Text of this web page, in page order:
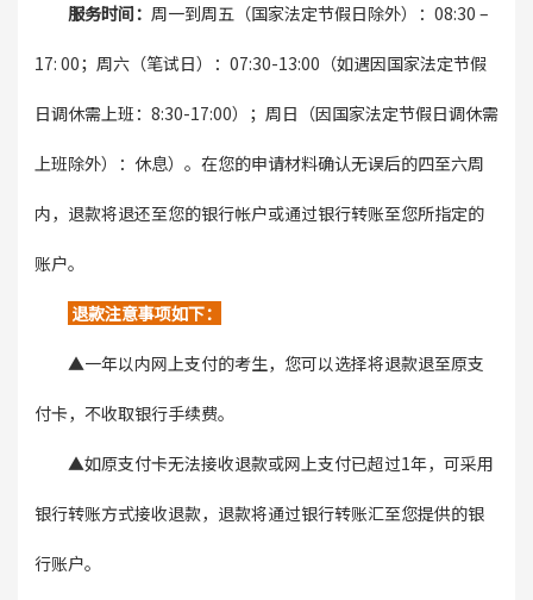
服务时间： 周一到周五（国家法定节假日除外）：08:30 –
17: 00；周六（笔试日）：07:30-13:00（如遇因国家法定节假
日调休需上班：8:30-17:00）；周日（因国家法定节假日调休需
上班除外）：休息）。在您的申请材料确认无误后的四至六周
内，退款将退还至您的银行帐户或通过银行转账至您所指定的
账户。
退款注意事项如下：
▲一年以内网上支付的考生，您可以选择将退款退至原支
付卡，不收取银行手续费。
▲如原支付卡无法接收退款或网上支付已超过1年，可采用
银行转账方式接收退款，退款将通过银行转账汇至您提供的银
行账户。